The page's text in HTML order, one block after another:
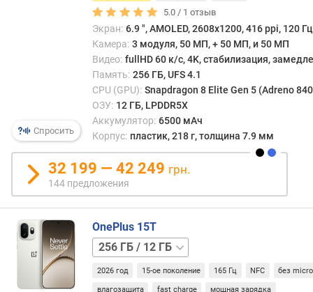
с
а
n
T
u
T
Спросить
5.0 / 1 отзыв
Экран: 6.9 ", AMOLED, 2608x1200, 416 ppi, 120 Гц
Камера: 3 модуля, 50 МП, + 50 МП, и 50 МП
Видео: fullHD 60 к/с, 4K, стабилизация,
Память: 256 ГБ, UFS 4.1
CPU (GPU): Snapdragon 8 Elite Gen 5 (Adreno
ОЗУ: 12 ГБ, LPDDR5X
Аккумулятор: 6500 мАч
Корпус: пластик, 218 г, толщина 7.9 мм
32 199 — 42 249 грн.
144 предложения
OnePlus 15T
256 ГБ
/
16 ГБ512 ГБ
2026 год 15-ое поколение 165 Гц NFC без
влагозащита fast charge мощная зарядка